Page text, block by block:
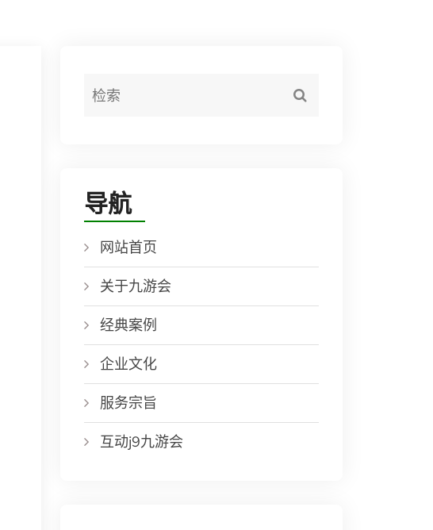
导航
网站首页
关于九游会
经典案例
企业文化
服务宗旨
互动j9九游会